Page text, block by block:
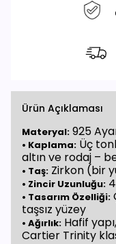
Ürün Açıklaması
Materyal: 925
• Kaplama: Üç
altın ve rodaj –
• Taş: Zirkon (bir
• Zincir Uzunluğu:
• Tasarım Özelliği:
taşsız yüzey
• Ağırlık: Hafif
Cartier Trinity